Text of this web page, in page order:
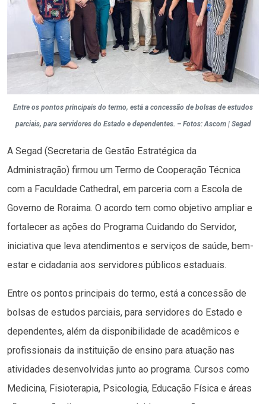
Entre os pontos principais do termo, está a concessão de bolsas de estudos
parciais, para servidores do Estado e dependentes. – Fotos: Ascom | Segad
A Segad (Secretaria de Gestão Estratégica da
Administração) firmou um Termo de Cooperação Técnica
com a Faculdade Cathedral, em parceria com a Escola de
Governo de Roraima. O acordo tem como objetivo ampliar e
fortalecer as ações do Programa Cuidando do Servidor,
iniciativa que leva atendimentos e serviços de saúde, bem-
estar e cidadania aos servidores públicos estaduais.
Entre os pontos principais do termo, está a concessão de
bolsas de estudos parciais, para servidores do Estado e
dependentes, além da disponibilidade de acadêmicos e
profissionais da instituição de ensino para atuação nas
atividades desenvolvidas junto ao programa. Cursos como
Medicina, Fisioterapia, Psicologia, Educação Física e áreas